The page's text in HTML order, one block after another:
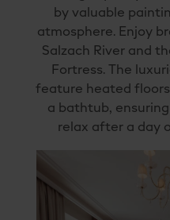
by valuable
atmosphere. Enjoy
Salzach River and
Fortress. The
feature heated
a bathtub,
relax after a day